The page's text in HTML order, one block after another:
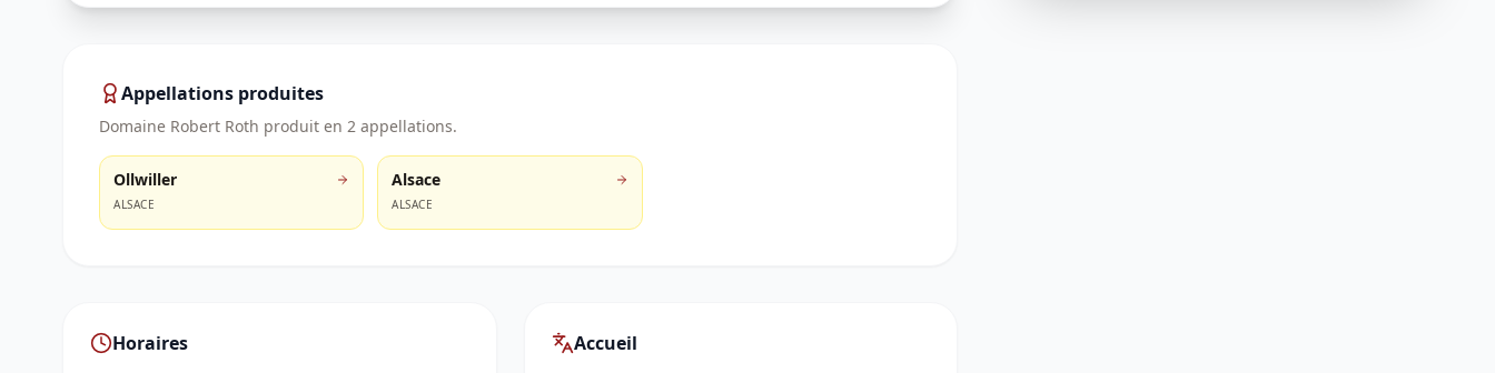
Appellations produites
Domaine Robert Roth produit en 2 appellations.
Ollwiller
ALSACE
Alsace
ALSACE
Horaires Accueil